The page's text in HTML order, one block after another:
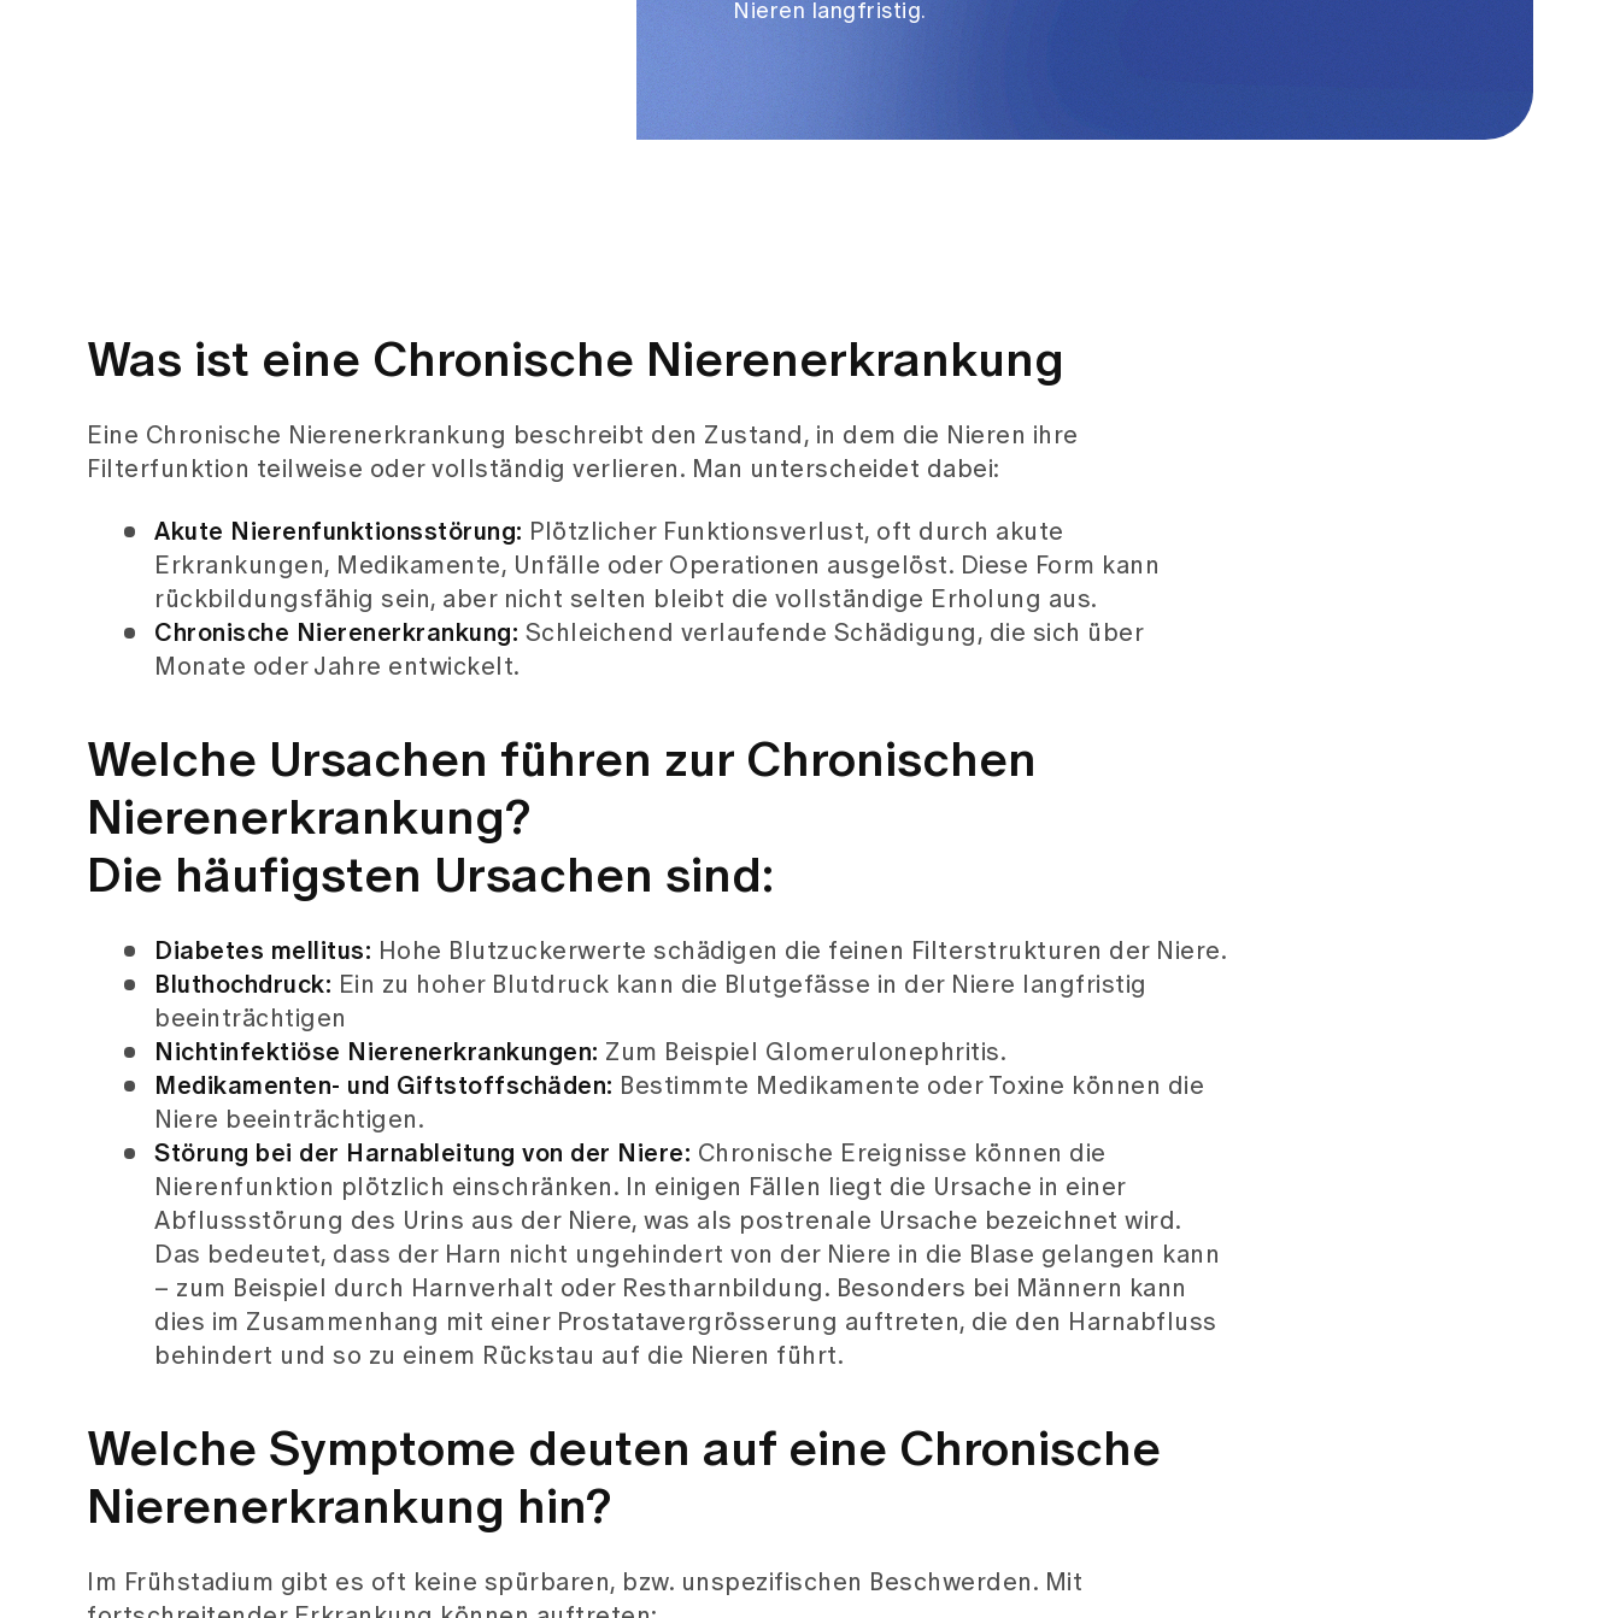
Nieren langfristig.
Was ist eine Chronische Nierenerkrankung
Eine Chronische Nierenerkrankung beschreibt den Zustand, in dem die Nieren ihre
Filterfunktion teilweise oder vollständig verlieren. Man unterscheidet dabei:
Akute Nierenfunktionsstörung: Plötzlicher Funktionsverlust, oft durch akute
Erkrankungen, Medikamente, Unfälle oder Operationen ausgelöst. Diese Form kann
rückbildungsfähig sein, aber nicht selten bleibt die vollständige Erholung aus.
Chronische Nierenerkrankung: Schleichend verlaufende Schädigung, die sich über
Monate oder Jahre entwickelt.
Welche Ursachen führen zur Chronischen
Nierenerkrankung?
Die häufigsten Ursachen sind:
Diabetes mellitus: Hohe Blutzuckerwerte schädigen die feinen Filterstrukturen der Niere.
Bluthochdruck: Ein zu hoher Blutdruck kann die Blutgefässe in der Niere langfristig
beeinträchtigen
Nichtinfektiöse Nierenerkrankungen: Zum Beispiel Glomerulonephritis.
Medikamenten- und Giftstoffschäden: Bestimmte Medikamente oder Toxine können die
Niere beeinträchtigen.
Störung bei der Harnableitung von der Niere: Chronische Ereignisse können die
Nierenfunktion plötzlich einschränken. In einigen Fällen liegt die Ursache in einer
Abflussstörung des Urins aus der Niere, was als postrenale Ursache bezeichnet wird.
Das bedeutet, dass der Harn nicht ungehindert von der Niere in die Blase gelangen kann
– zum Beispiel durch Harnverhalt oder Restharnbildung. Besonders bei Männern kann
dies im Zusammenhang mit einer Prostatavergrösserung auftreten, die den Harnabfluss
behindert und so zu einem Rückstau auf die Nieren führt.
Welche Symptome deuten auf eine Chronische
Nierenerkrankung hin?
Im Frühstadium gibt es oft keine spürbaren, bzw. unspezifischen Beschwerden. Mit